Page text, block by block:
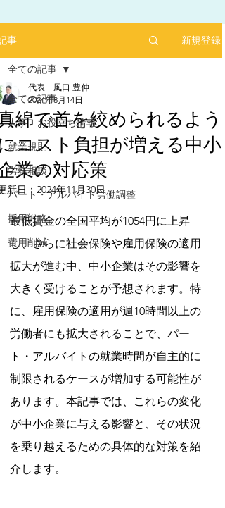
2025年1月にリリースした求人サイト「あるバ
イ」を運営する㈱ヒプスターの情報サイトに、
弊社が掲載されました！
「あるバイ」は無料掲載(2025年6月現在)、採用
しても費用が掛からない媒体です。
​是非、ご活用ください！！
【あるバイ関東版】アルバイト・バイト・パー
トの求人・仕事を探そう！アルバイト情報はこ
こに【あるバイ】
事 新規登録
全ての記事
人事 お役立ち情報
就業規則
労務相談
パート・アルバイト労働調整
採用戦略
費用削減
全ての記事
綿で首を絞められるよう
コスト負担が増える中小
業の対応策
代表 風口 豊伸
2024年8月14日
新日： 2024年11月30日
5つ星のうちNaNと評価されています。
最低賃金の全国平均が1054円に上昇
し、さらに社会保険や雇用保険の適用
拡大が進む中、中小企業はその影響を
大きく受けることが予想されます。特
に、雇用保険の適用が週10時間以上の
労働者にも拡大されることで、パー
ト・アルバイトの就業時間が自主的に
制限されるケースが増加する可能性が
あります。本記事では、これらの変化
が中小企業に与える影響と、その状況
を乗り越えるための具体的な対策を紹
介します。